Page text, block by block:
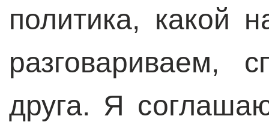
политика, какой
разговариваем,
друга. Я